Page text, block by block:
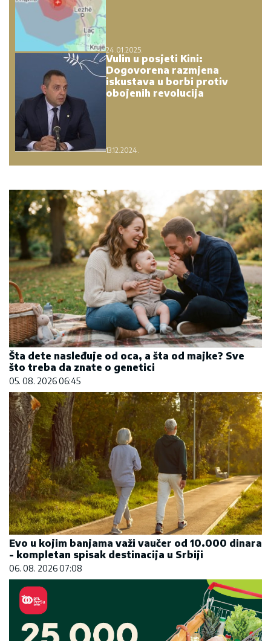
24.01.2025.
Vulin u posjeti Kini:
Dogovorena razmjena
iskustava u borbi protiv
obojenih revolucija
13.12.2024.
Šta dete nasleđuje od oca, a šta od majke? Sve
što treba da znate o genetici
05. 08. 2026 06:45
Evo u kojim banjama važi vaučer od 10.000 dinara
- kompletan spisak destinacija u Srbiji
06. 08. 2026 07:08